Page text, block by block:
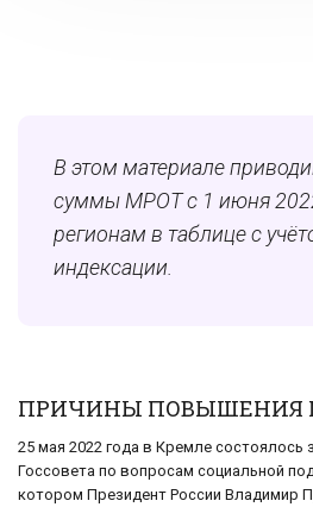
В этом материале
суммы МРОТ с 1 июня
регионам в таблице с
индексации.
ПРИЧИНЫ ПОВЫШЕНИЯ
25 мая 2022 года в Кремле состоялось
Госсовета по вопросам социальной
котором Президент России Владимир